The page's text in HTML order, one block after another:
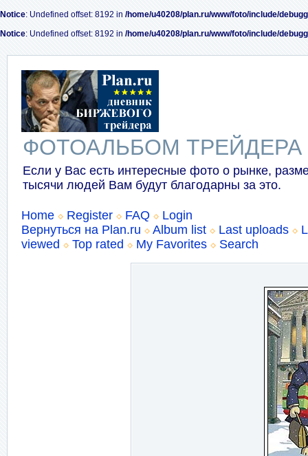
Notice: Undefined offset: 8192 in /home/u40208/plan.ru/www/foto/include/
Notice: Undefined offset: 8192 in /home/u40208/plan.ru/www/foto/include/
ФОТОАЛЬБОМ ТРЕЙДЕРА
Если у Вас есть интересные фото о рынке,
тысячи людей Вам будут благодарны за это.
Home Register FAQ
Login
Вернуться на Plan.ru
Album list Last uploads
viewed
Top rated My Favorites Search